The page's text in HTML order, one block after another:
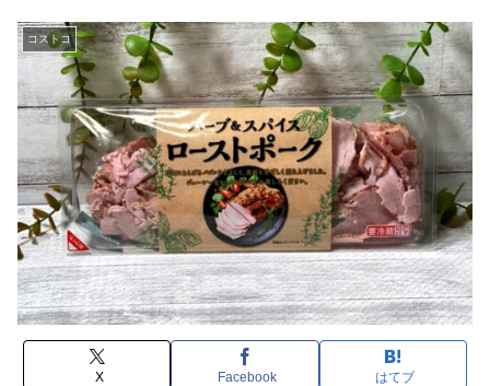
コストコ
X Facebook はてブ